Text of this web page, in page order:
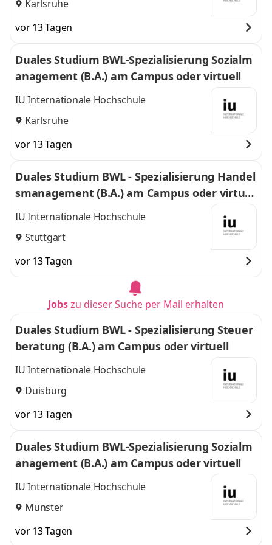
Karlsruhe
vor 13 Tagen
Duales Studium BWL-Spezialisierung Sozialm
anagement (B.A.) am Campus oder virtuell
IU Internationale Hochschule
Karlsruhe
vor 13 Tagen
Duales Studium BWL - Spezialisierung Handel
smanagement (B.A.) am Campus oder virtuel
l
IU Internationale Hochschule
Stuttgart
vor 13 Tagen
Jobszu dieser Suche per Mail erhalten
Duales Studium BWL - Spezialisierung Steuer
beratung (B.A.) am Campus oder virtuell
IU Internationale Hochschule
Duisburg
vor 13 Tagen
Duales Studium BWL-Spezialisierung Sozialm
anagement (B.A.) am Campus oder virtuell
IU Internationale Hochschule
Münster
vor 13 Tagen